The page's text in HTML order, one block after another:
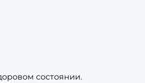
состоянии.